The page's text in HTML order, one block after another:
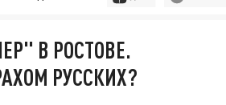
В РОСТОВЕ.
РУССКИХ?